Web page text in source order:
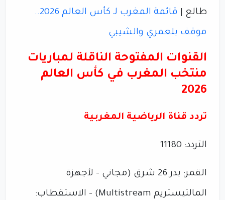
طالع |
قائمة المغرب لـ كأس العالم 2026..
موقف بلعمري والشيبي
القنوات المفتوحة الناقلة لمباريات
منتخب المغرب في كأس العالم
2026
تردد قناة الرياضية المغربية
التردد: 11180
القمر: بدر 26 شرق (مجاني – لأجهزة
المالتيستريم Multistream) - الاستقطاب: